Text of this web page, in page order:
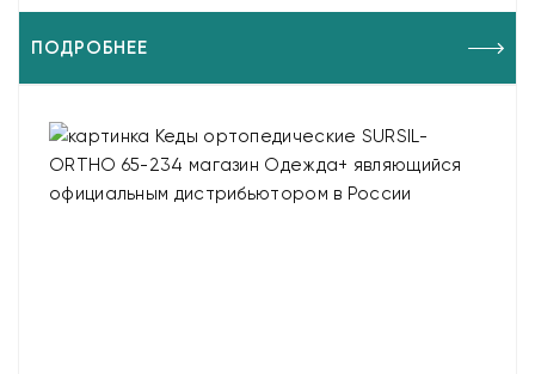
ПОДРОБНЕЕ